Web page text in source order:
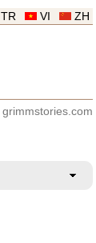
ZH
VI
TR
grimmstories.com